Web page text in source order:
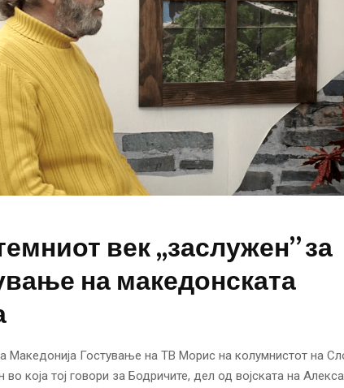
век ,,заслужен” за
на македонската
Македонија Гостување на ТВ Морис на колумнистот на
која тој говори за Бодричите, дел од војската на